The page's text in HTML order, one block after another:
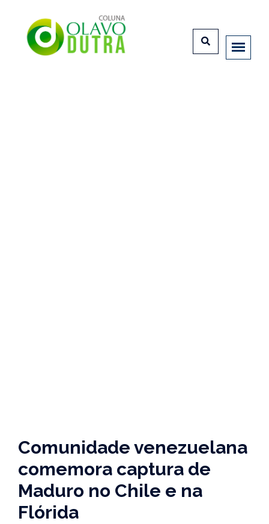
Comunidade venezuelana
comemora captura de
Maduro no Chile e na
Flórida